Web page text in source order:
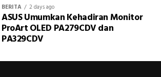
BERITA 2 days ago
ASUS Umumkan Kehadiran Monitor
ProArt OLED PA279CDV dan
PA329CDV